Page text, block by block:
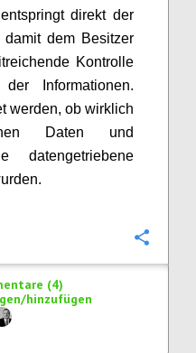
direkt der
damit dem Besitzer
Kontrolle
Informationen.
werden, ob wirklich
Daten und
datengetriebene
(4)
hinzufügen